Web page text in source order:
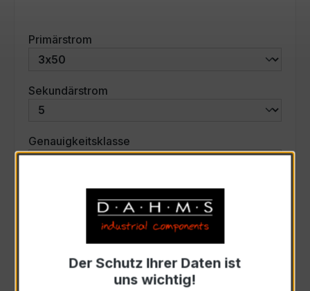
Primärstrom
Sekundärstrom
Genauigkeitsklasse
Scheinleistung (VA)auswählen
Auswahl zurücksetzen
Der Schutz Ihrer Daten ist
uns wichtig!